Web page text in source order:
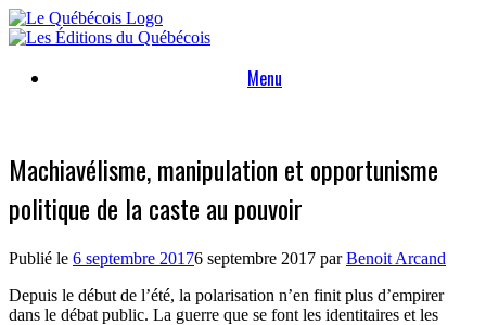
Skip
to
Menu
Machiavélisme, manipulation et opportunisme
politique de la caste au pouvoir
Publié le 6 septembre 20176 septembre 2017 parBenoit Arcand
Depuis le début de l’été, la polarisation n’en finit plus d’empirer
dans le débat public. La guerre que se font les identitaires et les